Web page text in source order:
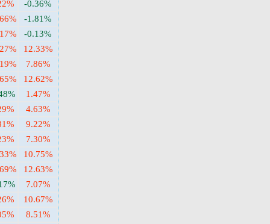
-0.36%
-1.81%
-0.13%
12.33%
7.86%
12.62%
1.47%
4.63%
9.22%
7.30%
10.75%
12.63%
7.07%
10.67%
8.51%